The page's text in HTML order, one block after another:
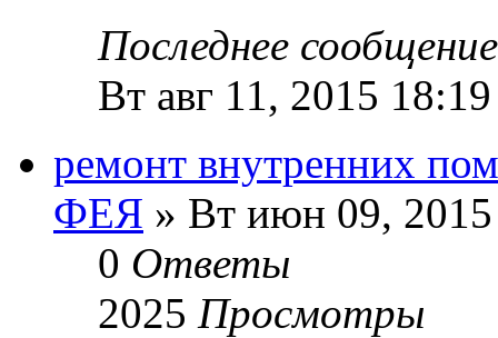
Последнее
Вт авг 11, 2015 18:19
ремонт внутренних
ФЕЯ » Вт июн 09,
0 Ответы
2025 Просмотры